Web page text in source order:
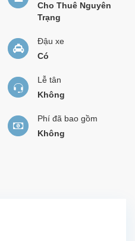
Cho Thuê Nguyên
Trạng
Đậu xe
Có
Lễ tân
Không
Phí đã bao gồm
Không